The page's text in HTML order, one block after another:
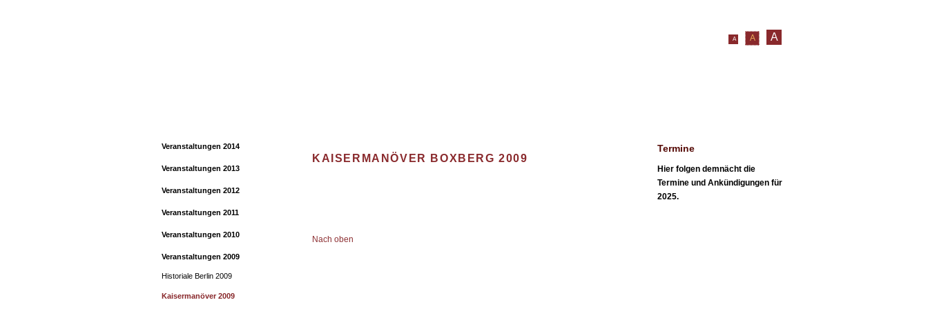
A A A
Veranstaltungen 2014
Veranstaltungen 2013
Veranstaltungen 2012
Veranstaltungen 2011
Veranstaltungen 2010
Veranstaltungen 2009
Historiale Berlin 2009
Kaisermanöver 2009
KAISERMANÖVER BOXBERG 2009
Nach oben
Termine
Hier folgen demnächt die
Termine und Ankündigungen für
2025.